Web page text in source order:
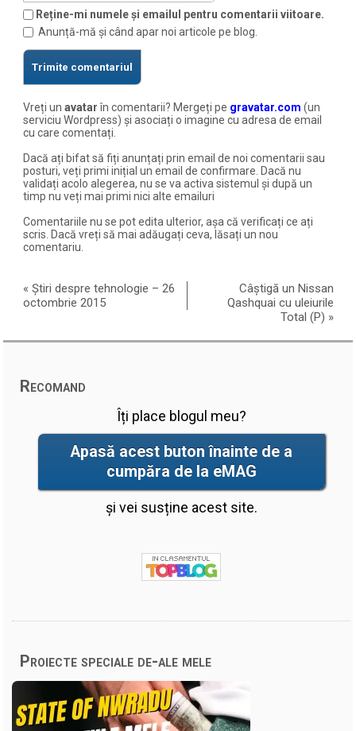
Reține-mi numele și emailul pentru comentarii viitoare.
Anunță-mă și când apar noi articole pe blog.
Vreți unavatarîn comentarii? Mergeți pe gravatar.com (un
serviciu Wordpress) și asociați o imagine cu adresa de email
cu care comentați.
Dacă ați bifat să fiți anunțați prin email de noi comentarii sau
posturi, veți primi inițial un email de confirmare. Dacă nu
validați acolo alegerea, nu se va activa sistemul și după un
timp nu veți mai primi nici alte emailuri
Comentariile nu se pot edita ulterior, așa că verificați ce ați
scris. Dacă vreți să mai adăugați ceva, lăsați un nou
comentariu.
«Știri despre tehnologie – 26
octombrie 2015
Câștigă un Nissan
Qashquai cu uleiurile
Total (P) »
Recomand
Îți place blogul meu?
Apasă acest buton înainte de a
cumpăra de la eMAG
și vei susține acest site.
Proiecte speciale de-ale mele